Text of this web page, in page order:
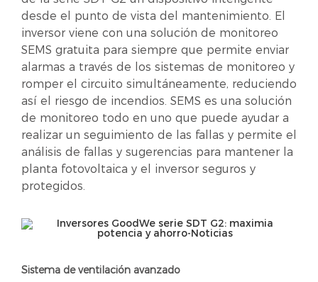
desde el punto de vista del mantenimiento. El
inversor viene con una solución de monitoreo
SEMS gratuita para siempre que permite enviar
alarmas a través de los sistemas de monitoreo y
romper el circuito simultáneamente, reduciendo
así el riesgo de incendios. SEMS es una solución
de monitoreo todo en uno que puede ayudar a
realizar un seguimiento de las fallas y permite el
análisis de fallas y sugerencias para mantener la
planta fotovoltaica y el inversor seguros y
protegidos.
Sistema de ventilación avanzado